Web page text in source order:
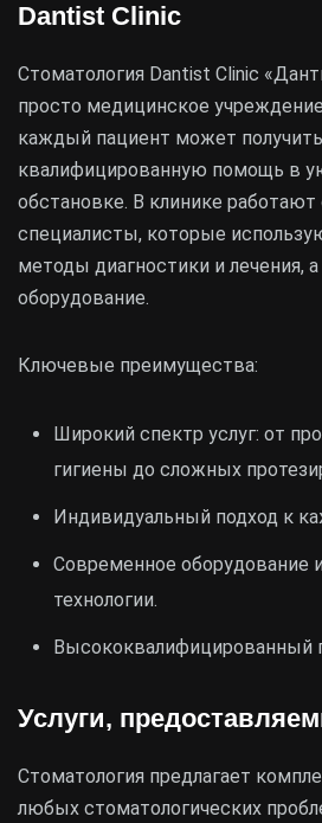
Dantist Clinic
Стоматология Dantist Clinic
просто медицинское
каждый пациент может получить
квалифицированную помощь в
обстановке. В клинике
специалисты, которые
методы диагностики и лечения,
оборудование.
Ключевые преимущества:
Широкий спектр услуг: от
гигиены до сложных
Индивидуальный подход к
Современное оборудование
технологии.
Высококвалифицированный
Услуги,
Стоматология предлагает
любых стоматологических